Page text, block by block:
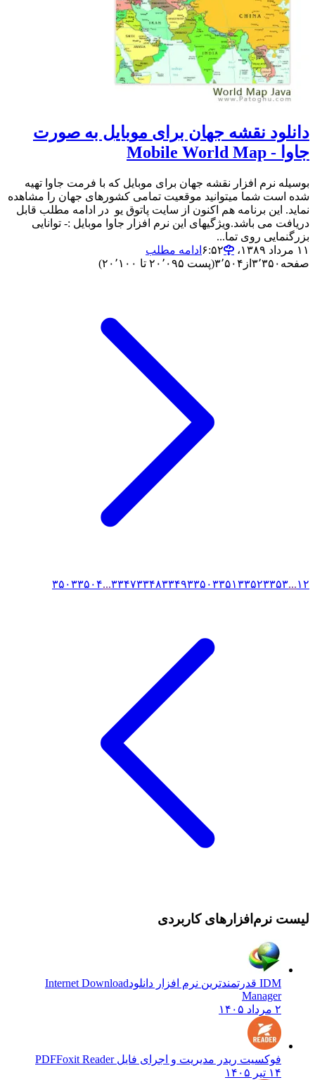
دانلود نقشه جهان برای موبایل به صورت
جاوا - Mobile World Map
بوسیله نرم افزار نقشه جهان برای موبایل که با فرمت جاوا تهیه
شده است شما میتوانید موقعیت تمامی کشورهای جهان را مشاهده
نماید. این برنامه هم اکنون از سایت پاتوق یو در ادامه مطلب قابل
دریافت می باشد.ویژگیهای این نرم افزار جاوا موبایل :- توانایی
بزرگنمایی روی تما...
۱۱ مرداد ۱۳۸۹،‏ ۶:۵۲
ادامه مطلب
صفحه ۳٬۳۵۰ از ۳٬۵۰۴(پست ۲۰٬۰۹۵ تا ۲۰٬۱۰۰)
۱۲ ... ۳۳۴۷۳۳۴۸۳۳۴۹۳۳۵۰۳۳۵۱۳۳۵۲۳۳۵۳ ... ۳۵۰۳۳۵۰۴
لیست نرم‌افزارهای کاربردی
IDM قدرتمندترین نرم افزار دانلود
Internet Download
Manager
۲ مرداد ۱۴۰۵
فوکسیت ریدر مدیریت و اجرای فایل PDFFoxit Reader
۱۴ تیر ۱۴۰۵